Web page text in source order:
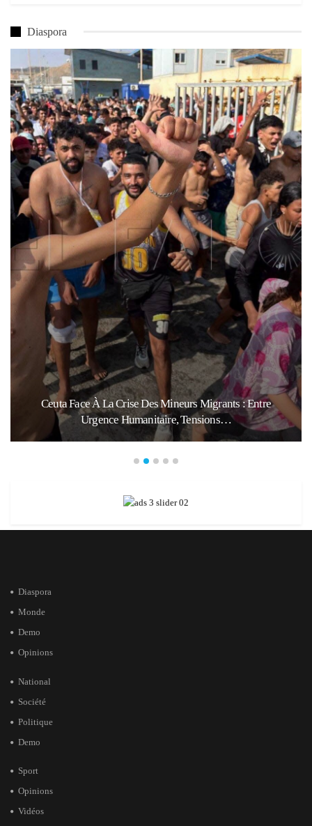
Diaspora
Ceuta Face À La Crise Des Mineurs Migrants : Entre
Urgence Humanitaire, Tensions…
Diaspora
Monde
Demo
Opinions
National
Société
Politique
Demo
Sport
Opinions
Vidéos